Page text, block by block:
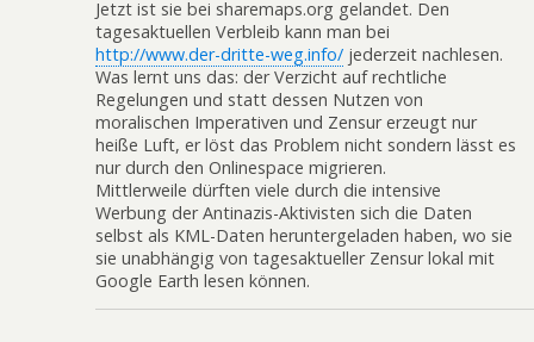
Jetzt ist sie bei sharemaps.org gelandet. Den
tagesaktuellen Verbleib kann man bei
http://www.der-dritte-weg.info/ jederzeit nachlesen.
Was lernt uns das: der Verzicht auf rechtliche
Regelungen und statt dessen Nutzen von
moralischen Imperativen und Zensur erzeugt nur
heiße Luft, er löst das Problem nicht sondern lässt es
nur durch den Onlinespace migrieren.
Mittlerweile dürften viele durch die intensive
Werbung der Antinazis-Aktivisten sich die Daten
selbst als KML-Daten heruntergeladen haben, wo sie
sie unabhängig von tagesaktueller Zensur lokal mit
Google Earth lesen können.